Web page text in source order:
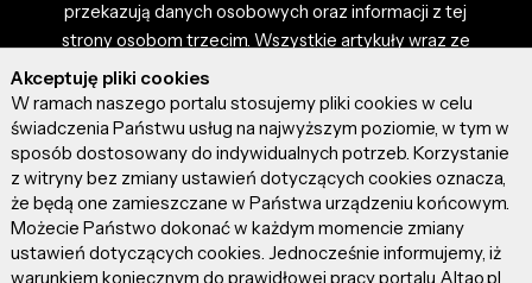
przekazują danych osobowych oraz informacji z tej
strony osobom trzecim. Wszystkie artykuły wraz ze
zdjęciami i materiałami dostępnymi na portalu są
własnością użytkowników. Administrator i właściciel
portalu nie ponosi odpowiedzialności za tresci
prezentowane przez autorów artykułów. Dodając
artykuł, zgadzasz się z regulaminem portalu oraz
ponosisz odpowiedzialność za wszystkie materiały
umieszczone przez Ciebie na stronie altao.pl.
Szczegóły dostępne w regulaminie portalu.
Akceptuję pliki cookies
W ramach naszego portalu stosujemy pliki cookies w celu
świadczenia Państwu usług na najwyższym poziomie, w tym w
sposób dostosowany do indywidualnych potrzeb. Korzystanie
z witryny bez zmiany ustawień dotyczących cookies oznacza,
że będą one zamieszczane w Państwa urządzeniu końcowym.
Możecie Państwo dokonać w każdym momencie zmiany
ustawień dotyczących cookies. Jednocześnie informujemy, iż
warunkiem koniecznym do prawidłowej pracy portalu Altao.pl